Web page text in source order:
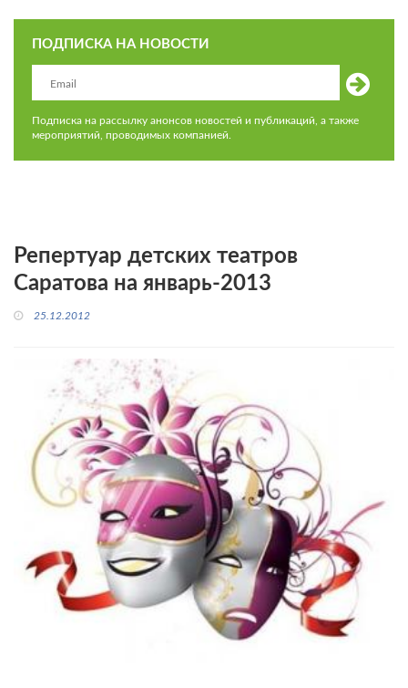
ПОДПИСКА НА НОВОСТИ
Подписка на рассылку анонсов новостей и публикаций, а также
мероприятий, проводимых компанией.
Репертуар детских театров
Саратова на январь-2013
25.12.2012